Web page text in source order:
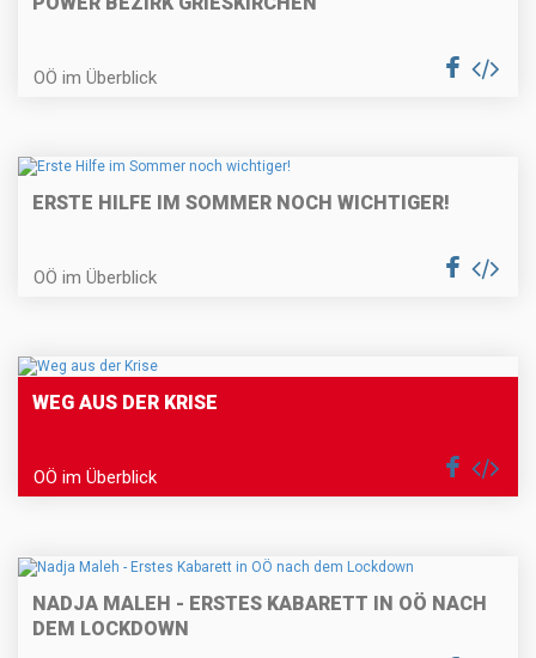
OÖ im Überblick
ERSTE HILFE IM SOMMER NOCH WICHTIGER!
OÖ im Überblick
WEG AUS DER KRISE
OÖ im Überblick
NADJA MALEH - ERSTES KABARETT IN OÖ NACH
DEM LOCKDOWN